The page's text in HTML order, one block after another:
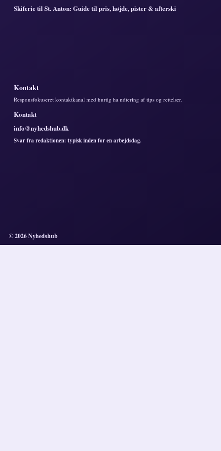
Skiferie til St. Anton: Guide til pris, højde, pister & afterski
Kontakt
Responsfokuseret kontaktkanal med hurtig ha ndtering af tips og rettelser.
Kontakt
info@nyhedshub.dk
Svar fra redaktionen: typisk inden for en arbejdsdag.
© 2026 Nyhedshub